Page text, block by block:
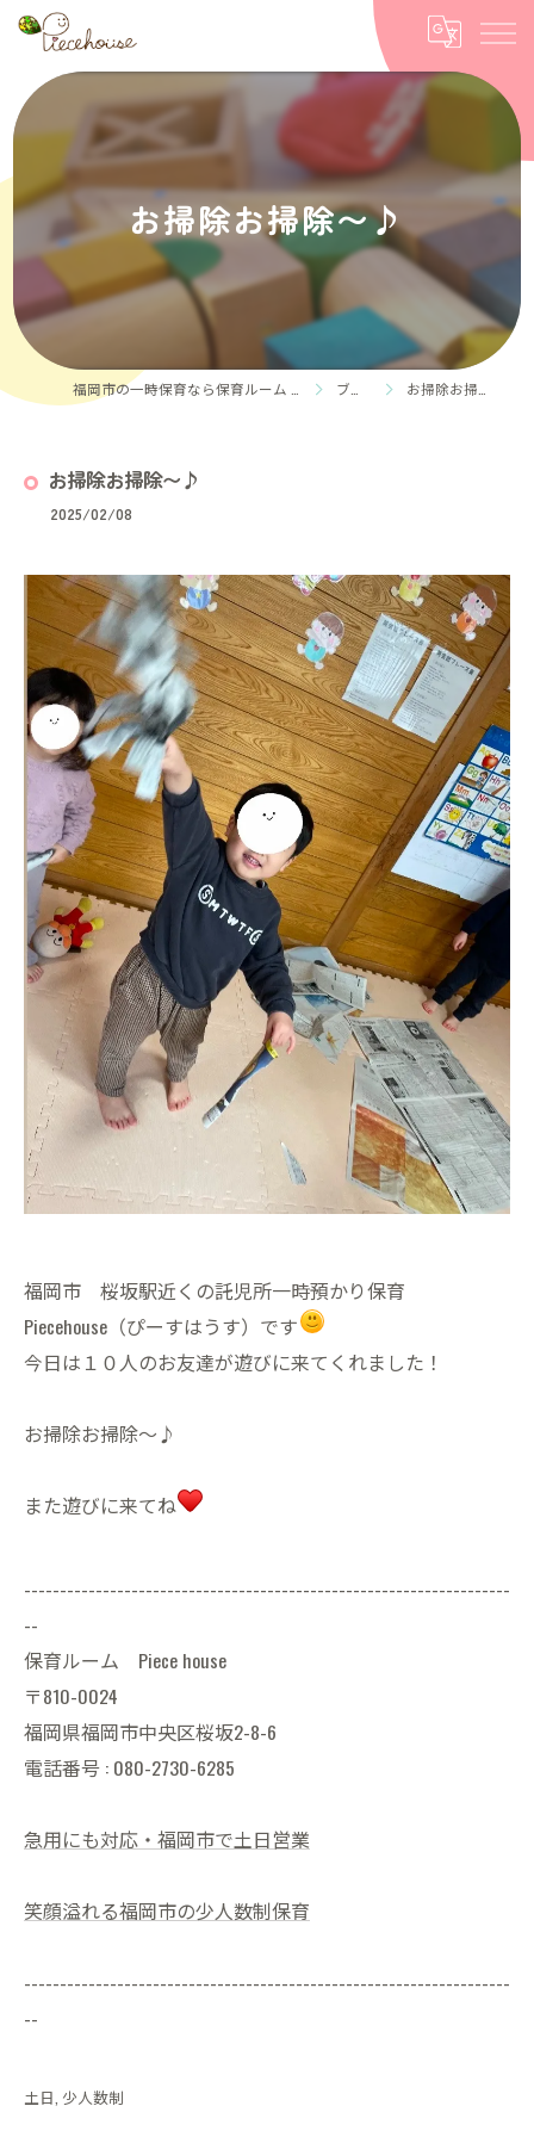
お掃除お掃除〜♪
ブログ お掃除お掃除〜♪
お掃除お掃除〜♪
2025/02/08
福岡市 桜坂駅近くの託児所一時預かり保育
Piecehouse（ぴーすはうす）です
今日は１０人のお友達が遊びに来てくれました！
お掃除お掃除〜♪
また遊びに来てね
--------------------------------------------------------------------
--
保育ルーム Piece house
〒810-0024
福岡県福岡市中央区桜坂2-8-6
電話番号 : 080-2730-6285
急用にも対応・福岡市で土日営業
笑顔溢れる福岡市の少人数制保育
--------------------------------------------------------------------
--
土日 少人数制